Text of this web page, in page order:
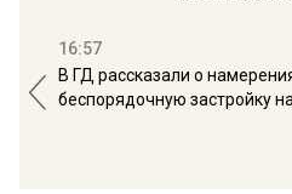
16:57
В ГД рассказали о
беспорядочную застройку